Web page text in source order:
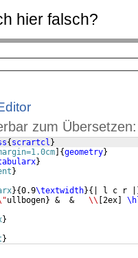
hier falsch?
zum Übersetzen:
{scrartcl }
] {geometry}
}
}
}{0.9\textwidth}{ | l c r |
ullbogen} &  & \\ [2ex]
}
}